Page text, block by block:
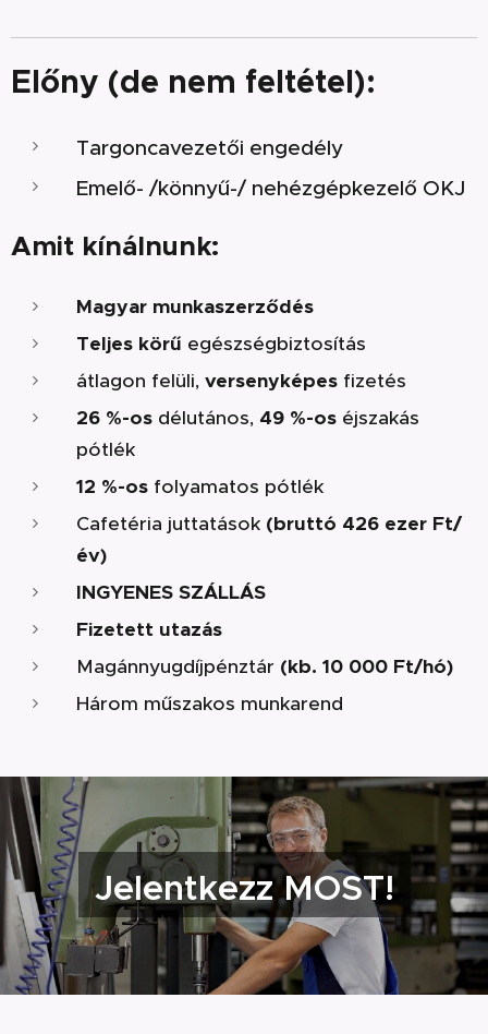
Előny (de nem feltétel):
Targoncavezetői engedély
Emelő- /könnyű-/ nehézgépkezelő OKJ
Amit kínálnunk:
Magyar munkaszerződés
Teljes körű egészségbiztosítás
átlagon felüli, versenyképes fizetés
26 %-os délutános, 49 %-os éjszakás
pótlék
12 %-os folyamatos pótlék
Cafetéria juttatások (bruttó 426 ezer Ft/
év)
INGYENES SZÁLLÁS
Fizetett utazás
Magánnyugdíjpénztár (kb. 10 000 Ft/hó)
Három műszakos munkarend
Jelentkezz MOST!